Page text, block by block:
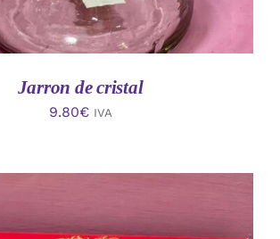
Jarron de cristal
9.80€ IVA